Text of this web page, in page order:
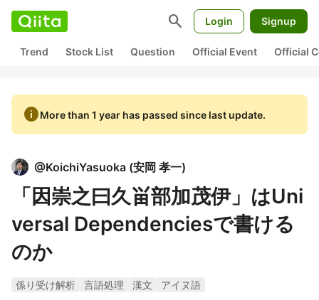
search Login Signup
Trend Stock List Question Official Event Official
infoMore than 1 year has passed since last update.
@KoichiYasuoka (安岡 孝一)
「因崇之曰久畄部加茂伊」はUni
versal Dependenciesで書ける
のか
係り受け解析 言語処理 漢文
アイヌ語